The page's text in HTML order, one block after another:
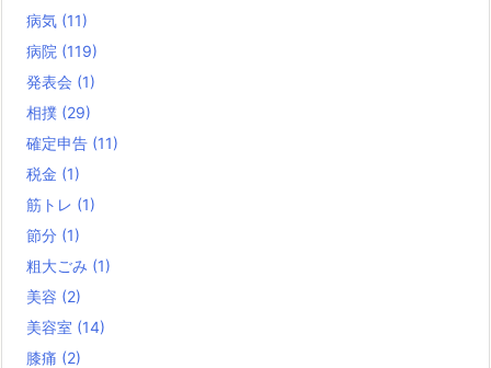
病気 (11)
病院 (119)
発表会 (1)
相撲 (29)
確定申告 (11)
税金 (1)
筋トレ (1)
節分 (1)
粗大ごみ (1)
美容 (2)
美容室 (14)
膝痛 (2)